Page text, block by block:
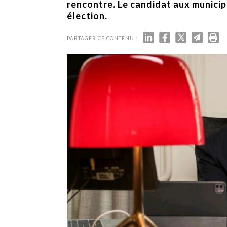
SERVICES
OPINIONS
ARTICLE
PARTENAIRE
rencontre. Le candidat aux
élection.
PARTAGER CE CONTENU :